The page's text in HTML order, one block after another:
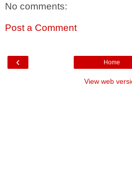
No comments:
Post a Comment
‹ Home
View web